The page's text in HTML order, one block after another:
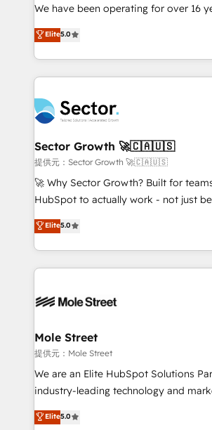
fiscal no Brasil e gerar economia de
Oferecemos ainda agentes de IA
HubSpot que automatizam tarefas
empresas em 13 países utilizam a
a maior parceira da HubSpot na
líder no ranking global de sucesso do
HubSpot.
We have been operating for over 16
one of HubSpot's most experienced
capable Agency Partners globally. We specialise in
complex CRM migrations,
integrations, custom CMS portal
businesses. Our teams are based in North America
and APAC. We are HubSpot's top-ranked Advanced
Implementation Certified Partner and
to their advisory council. We strive to do 'good work
with good people' and have worked
brands. You can see some of them on
Elite5.0
Sector Growth 🚀🇨🇦🇺🇸
提供元：Sector Growth 🚀🇨🇦🇺🇸
🚀 Why Sector Growth? Built for
HubSpot to actually work - not just be
HubSpot Experts: Onboarding,
automation, and training built for adoption. ⚡
Technical Execution: ERP, EMR and
Integrations; complex builds
workflows; automation agents;
Healthcare: HIPAA implementations;
workflows 💼 Financial Services:
workflows; audit-ready reporting ⚖️
intake; pipeline and document
revenue automation 🏢 Real Estate:
Elite5.0
Mole Street
提供元：Mole Street
We are an Elite HubSpot Solutions
industry-leading technology and
consultancy. Our focus is on
market B2B companies globally that
Elite5.0